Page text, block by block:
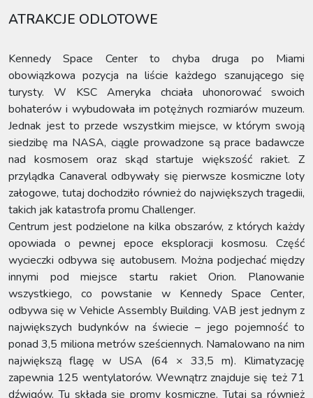
ATRAKCJE ODLOTOWE
Kennedy Space Center to chyba druga po Miami
obowiązkowa pozycja na liście każdego szanującego się
turysty. W KSC Ameryka chciała uhonorować swoich
bohaterów i wybudowała im potężnych rozmiarów muzeum.
Jednak jest to przede wszystkim miejsce, w którym swoją
siedzibę ma NASA, ciągle prowadzone są prace badawcze
nad kosmosem oraz skąd startuje większość rakiet. Z
przylądka Canaveral odbywały się pierwsze kosmiczne loty
załogowe, tutaj dochodziło również do największych tragedii,
takich jak katastrofa promu Challenger.
Centrum jest podzielone na kilka obszarów, z których każdy
opowiada o pewnej epoce eksploracji kosmosu. Część
wycieczki odbywa się autobusem. Można podjechać między
innymi pod miejsce startu rakiet Orion. Planowanie
wszystkiego, co powstanie w Kennedy Space Center,
odbywa się w Vehicle Assembly Building. VAB jest jednym z
największych budynków na świecie – jego pojemność to
ponad 3,5 miliona metrów sześciennych. Namalowano na nim
największą flagę w USA (64 × 33,5 m). Klimatyzację
zapewnia 125 wentylatorów. Wewnątrz znajduje się też 71
dźwigów. Tu składa się promy kosmiczne. Tutaj są również